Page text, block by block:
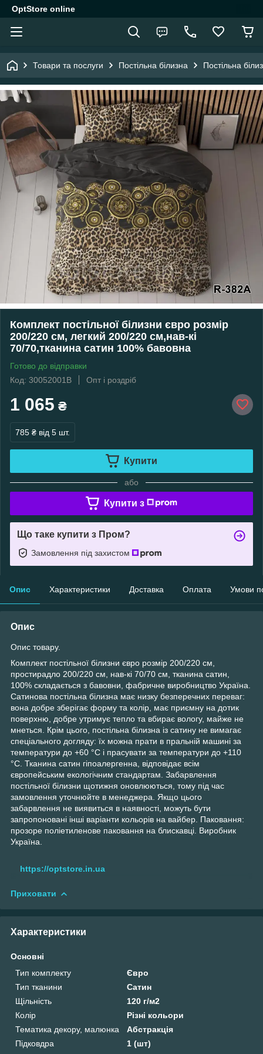
OptStore online
Товари та послуги Постільна білизна Постільна
Комплект постільної білизни євро розмір
200/220 см, легкий 200/220 см,нав-кі
70/70,тканина сатин 100% бавовна
Готово до відправки
Код: 30052001В
Опт і роздріб
1 065 ₴
785 ₴ від 5 шт.
Купити
або
Купити з
Що таке купити з Пром?
Замовлення під захистом
Опис Характеристики Доставка Оплата Умови
Опис
Опис товару.
Комплект постільної білизни євро розмір 200/220 см,
простирадло 200/220 см, нав-кі 70/70 см, тканина сатин,
100% складається з бавовни, фабричне виробництво Україна.
Сатинова постільна білизна має низку безперечних переваг:
вона добре зберігає форму та колір, має приємну на дотик
поверхню, добре утримує тепло та вбирає вологу, майже не
мнеться. Крім цього, постільна білизна із сатину не вимагає
спеціального догляду: їх можна прати в пральній машині за
температури до +60 °C і прасувати за температури до +110
°C. Тканина сатин гіпоалергенна, відповідає всім
європейським екологічним стандартам. Забарвлення
постільної білизни щотижня оновлюються, тому під час
замовлення уточнюйте в менеджера. Якщо цього
забарвлення не виявиться в наявності, можуть бути
запропоновані інші варіанти кольорів на вайбер. Паковання:
прозоре поліетиленове паковання на блискавці. Виробник
Україна.
https://optstore.in.ua
Приховати
Характеристики
Основні
Тип комплекту
Євро
Тип тканини
Сатин
Щільність
120 г/м2
Колір
Різні кольори
Тематика декору, малюнка
Абстракція
Підковдра
1 (шт)